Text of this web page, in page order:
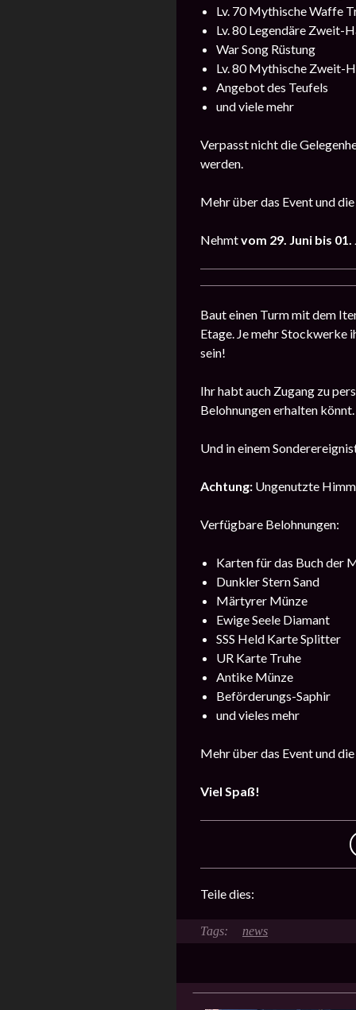
Lv. 70 Mythische Waffe
Lv. 80 Legendäre Zweit-
War Song Rüstung
Lv. 80 Mythische Zweit-
Angebot des Teufels
und viele mehr
Verpasst nicht die
werden.
Mehr über das Event und
Nehmtvom 29. Juni bis
Baut einen Turm mit dem
Etage. Je mehr Stockwerke
sein!
Ihr habt auch Zugang zu
Belohnungen erhalten könnt.
Und in einem
Achtung: Ungenutzte
Verfügbare Belohnungen:
Karten für das Buch der
Dunkler Stern Sand
Märtyrer Münze
Ewige Seele Diamant
SSS Held Karte Splitter
UR Karte Truhe
Antike Münze
Beförderungs-Saphir
und vieles mehr
Mehr über das Event und
Viel Spaß!
Teile dies:
news